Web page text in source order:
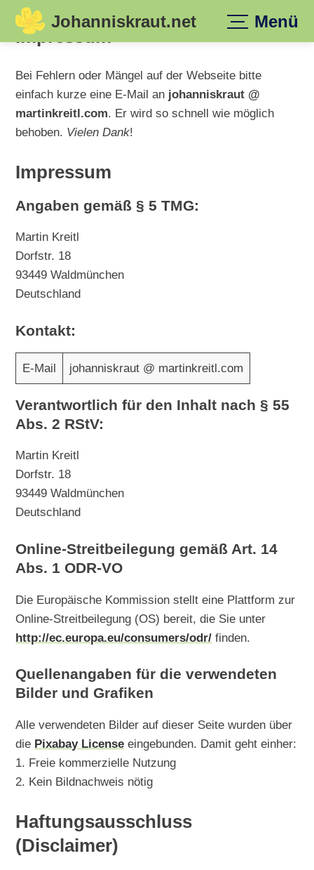
Skip
content
Johanniskraut.net Menü
Impressum
Bei Fehlern oder Mängel auf der Webseite bitte
einfach kurze eine E-Mail an johanniskraut @
martinkreitl.com. Er wird so schnell wie möglich
behoben. Vielen Dank!
Impressum
Angaben gemäß § 5 TMG:
Martin Kreitl
Dorfstr. 18
93449 Waldmünchen
Deutschland
Kontakt:
E-Mail johanniskraut @ martinkreitl.com
Verantwortlich für den Inhalt nach § 55
Abs. 2 RStV:
Martin Kreitl
Dorfstr. 18
93449 Waldmünchen
Deutschland
Online-Streitbeilegung gemäß Art. 14
Abs. 1 ODR-VO
Die Europäische Kommission stellt eine Plattform zur
Online-Streitbeilegung (OS) bereit, die Sie unter
http://ec.europa.eu/consumers/odr/ finden.
Quellenangaben für die verwendeten
Bilder und Grafiken
Alle verwendeten Bilder auf dieser Seite wurden über
die Pixabay License eingebunden. Damit geht einher:
1. Freie kommerzielle Nutzung
2. Kein Bildnachweis nötig
Haftungsausschluss
(Disclaimer)